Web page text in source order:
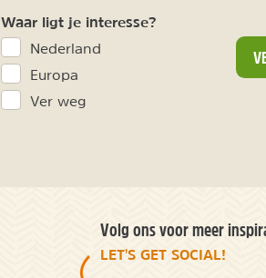
Waar ligt je interesse?
Nederland
Europa
Ver weg
Volg ons voor meer
LET'S GET SOCIAL!